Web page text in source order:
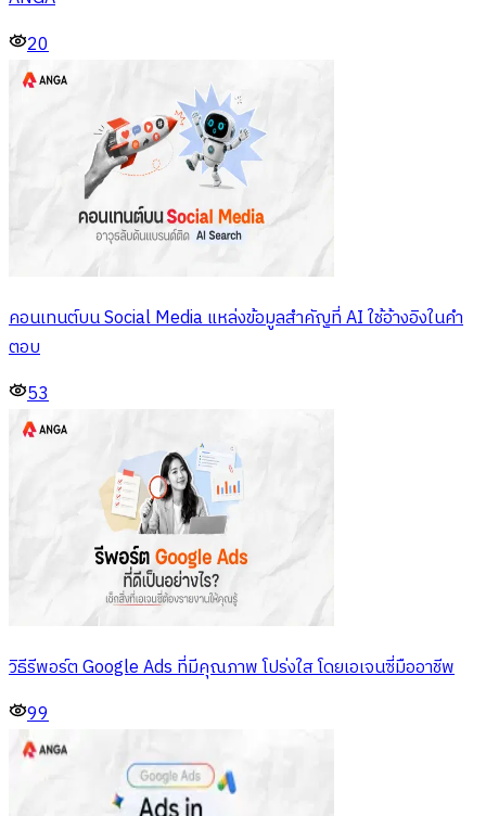
20
คอนเทนต์บน Social Media แหล่งข้อมูลสำคัญที่ AI ใช้อ้างอิงในคำ
ตอบ
53
วิธีรีพอร์ต Google Ads ที่มีคุณภาพ โปร่งใส โดยเอเจนซี่มืออาชีพ
99